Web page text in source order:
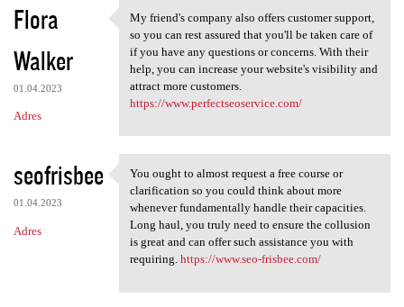
Flora
Walker
01.04.2023
Adres
My friend's company also
My friend's company also offers customer support,
so you can rest assured that you'll be taken care of
if you have any questions or concerns. With their
help, you can increase your website's visibility and
attract more customers.
https://www.perfectseoservice.com/
seofrisbee
01.04.2023
Adres
You ought to almost request a
You ought to almost request a free course or
clarification so you could think about more
whenever fundamentally handle their capacities.
Long haul, you truly need to ensure the collusion
is great and can offer such assistance you with
requiring. https://www.seo-frisbee.com/